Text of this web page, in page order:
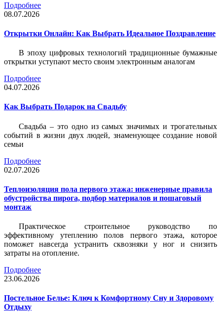
Подробнее
08.07.2026
Открытки Онлайн: Как Выбрать Идеальное Поздравление
В эпоху цифровых технологий традиционные бумажные
открытки уступают место своим электронным аналогам
Подробнее
04.07.2026
Как Выбрать Подарок на Свадьбу
Свадьба – это одно из самых значимых и трогательных
событий в жизни двух людей, знаменующее создание новой
семьи
Подробнее
02.07.2026
Теплоизоляция пола первого этажа: инженерные правила
обустройства пирога, подбор материалов и пошаговый
монтаж
Практическое строительное руководство по
эффективному утеплению полов первого этажа, которое
поможет навсегда устранить сквозняки у ног и снизить
затраты на отопление.
Подробнее
23.06.2026
Постельное Белье: Ключ к Комфортному Сну и Здоровому
Отдыху